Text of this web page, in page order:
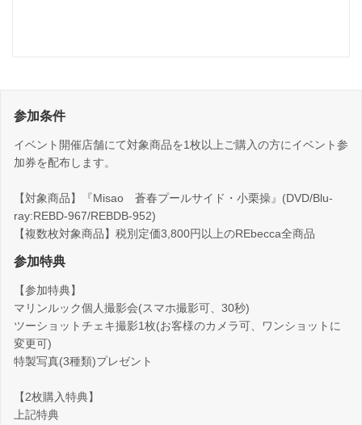
参加条件
イベント開催店舗にて対象商品を1枚以上ご購入の方にイベント参
加券を配布します。
【対象商品】『Misao 蒼春プールサイド・小栗操』(DVD/Blu-
ray:REBD-967/REBDB-952)
【複数枚対象商品】税別定価3,800円以上のREbecca全商品
参加特典
【参加特典】
マリンルック個人撮影会(スマホ撮影可、30秒)
ツーショットチェキ撮影1枚(お客様のカメラ可、ワンショットに
変更可)
特製写真(3種類)プレゼント
【2枚購入特典】
上記特典